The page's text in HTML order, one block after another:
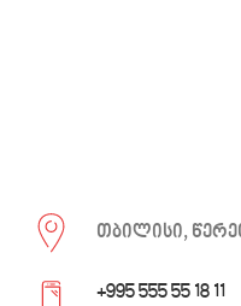
თბილისი,
+995 555 55 18 11